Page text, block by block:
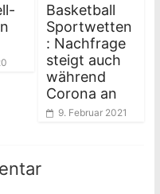
Basketball
Sportwetten
: Nachfrage
steigt auch
während
Corona an
9. Februar 2021